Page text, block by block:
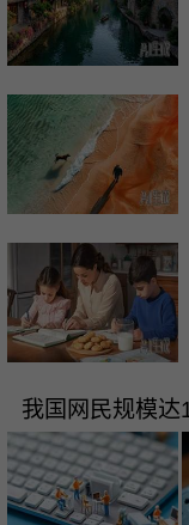
我国网民规模达